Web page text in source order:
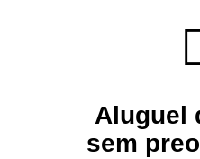
Aluguel
sem